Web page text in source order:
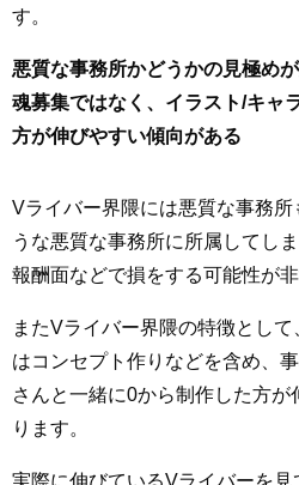
す。
悪質な事務所かどうかの見極め
魂募集ではなく、イラスト/キャ
方が伸びやすい傾向がある
Vライバー界隈には悪質な事務
うな悪質な事務所に所属してし
報酬面などで損をする可能性が非
またVライバー界隈の特徴とし
はコンセプト作りなどを含め、
さんと一緒に0から制作した方
ります。
実際に伸びているVライバーを見